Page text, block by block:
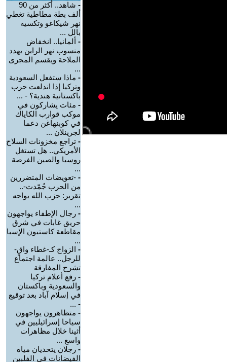
-
شاهد.. أكثر من 90
ألف بطة مطاطية تغطي
نهر شيكاغو وتكسيه
بالل ...
- ألمانيا.. انخفاض
منسوب نهر الراين يهدد
الملاحة ويقسم المجرى
...
- ماذا ستفعل السعودية
وتركيا إذا اندلعت حرب
باكستانية هندية؟ - ...
- مئات يشاركون في
موكب قوارب الكاياك
في كوبنهاغن دعما
لجرينلان ...
- تراجع مخزونات السلاح
الأمريكي.. هل تستغل
روسيا والصين الفرصة
...
- -تعويضات المتضررين
من الحرب جُمّدت-..
تقرير: حزب الله يواجه
...
- رجال الإطفاء يواجهون
حريق غابات في شرق
مقاطعة كاستيون الإسبا
...
- الزواج كـ-غطاء واقٍ-
للرجل.. عالمة اجتماع
تشرح المفارقة
- رفع أعلام تركيا
والسعودية وباكستان
في إسلام آباد بعد توقيع
- ...
- متظاهرون يواجهون
سياحا إسرائيليين في
أثينا خلال مظاهرات
واسع ...
- رجلان يتحديان مياه
الفيضانات في الفلبين